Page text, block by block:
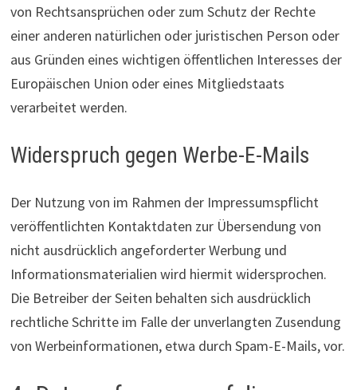
von Rechtsansprüchen oder zum Schutz der Rechte
einer anderen natürlichen oder juristischen Person oder
aus Gründen eines wichtigen öffentlichen Interesses der
Europäischen Union oder eines Mitgliedstaats
verarbeitet werden.
Widerspruch gegen Werbe-E-Mails
Der Nutzung von im Rahmen der Impressumspflicht
veröffentlichten Kontaktdaten zur Übersendung von
nicht ausdrücklich angeforderter Werbung und
Informationsmaterialien wird hiermit widersprochen.
Die Betreiber der Seiten behalten sich ausdrücklich
rechtliche Schritte im Falle der unverlangten Zusendung
von Werbeinformationen, etwa durch Spam-E-Mails, vor.